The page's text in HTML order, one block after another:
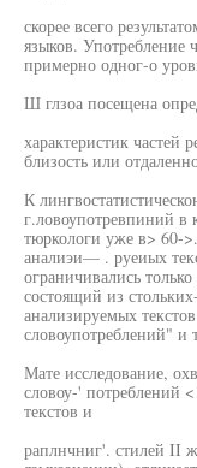
скорее всего
языков. Употребление
примерно одног-о
Ш глзоа посещена
характеристик частей
близость или
К
г.ловоупотревпиний в
тюркологи уже в> 60-
аналиэи— . руеиых
ограничивались
состоящий из
анализируемых
словоупотреблений" и
Мате исследование,
словоу-' потреблений
текстов и
раплнчниг'. стилей II